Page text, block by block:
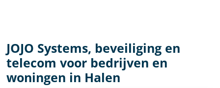
JOJO Systems, beveiliging en
telecom voor bedrijven en
woningen in Halen